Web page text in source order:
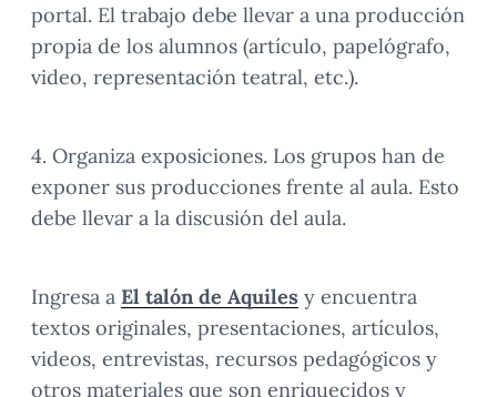
portal. El trabajo debe llevar a una producción
propia de los alumnos (artículo, papelógrafo,
video, representación teatral, etc.).
4. Organiza exposiciones. Los grupos han de
exponer sus producciones frente al aula. Esto
debe llevar a la discusión del aula.
Ingresa a El talón de Aquiles y encuentra
textos originales, presentaciones, artículos,
videos, entrevistas, recursos pedagógicos y
otros materiales que son enriquecidos y